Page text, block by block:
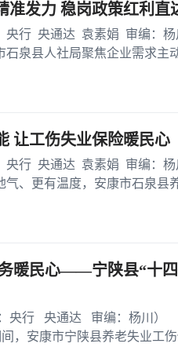
准发力 稳岗政策红利直
行 央通达 袁素娟 审编：
泉县人社局聚焦企业需求主
让工伤失业保险暖民心
行 央通达 袁素娟 审编：
、更有温度，安康市石泉县
暖民心——宁陕县“十
行 央通达 审编：杨川）
，安康市宁陕县养老失业工